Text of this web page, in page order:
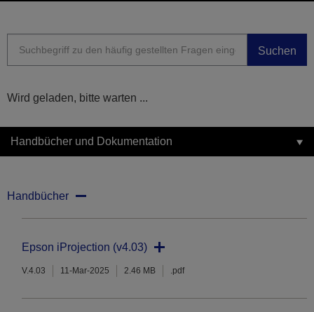
Suchen
Wird geladen, bitte warten ...
Handbücher und Dokumentation
Handbücher
Epson iProjection (v4.03)
V.4.03 11-Mar-2025 2.46 MB .pdf